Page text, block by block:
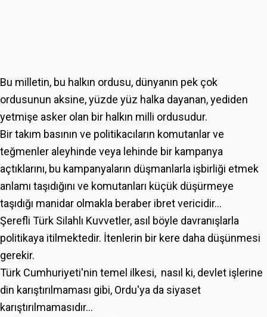
Bu milletin, bu halkın ordusu, dünyanın pek çok
ordusunun aksine, yüzde yüz halka dayanan, yediden
yetmişe asker olan bir halkın milli ordusudur.
Bir takım basının ve politikacıların komutanlar ve
teğmenler aleyhinde veya lehinde bir kampanya
açtıklarını, bu kampanyaların düşmanlarla işbirliği etmek
anlamı taşıdığını ve komutanları küçük düşürmeye
taşıdığı manidar olmakla beraber ibret vericidir...
Şerefli Türk Silahlı Kuvvetler, asıl böyle davranışlarla
politikaya itilmektedir. İtenlerin bir kere daha düşünmesi
gerekir.
Türk Cumhuriyeti'nin temel ilkesi, nasıl ki, devlet işlerine
din karıştırılmaması gibi, Ordu'ya da siyaset
karıştırılmamasıdır...